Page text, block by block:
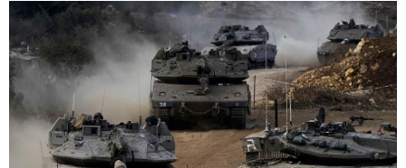
Chính trị
Đảng
Tổ chức nhân sự
Quốc hội
Nhận diện sự thật
Xã hội
Tin 24h
Giáo dục
Dự báo thời tiết
Dấu ấn VOV
Việc làm
Biển đảo